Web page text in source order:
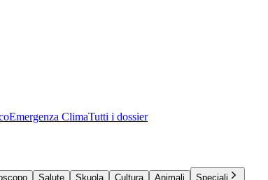
Emergenza ClimaTutti i dossier
Salute Skuola Cultura Animali
Speciali